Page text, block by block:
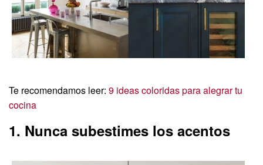
Te recomendamos leer: 9 ideas coloridas para alegrar tu
cocina
1. Nunca subestimes los acentos